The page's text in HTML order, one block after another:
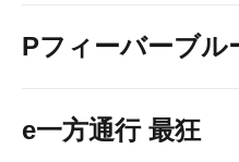
Pフィーバーブ
e一方通行 最狂